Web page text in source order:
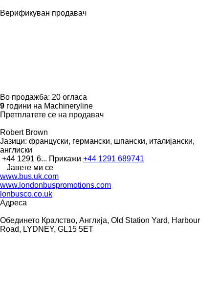
Верификуван продавач
Во продажба: 20 огласа
9 години на Machineryline
Претплатете се на продавач
Robert Brown
Јазици: француски, германски, шпански, италијански,
англиски
+44 1291 6... Прикажи +44 1291 689741
Јавете ми се
www.bus.uk.com
www.londonbuspromotions.com
lonbusco.co.uk
Адреса
Обединето Кралство, Англија, Old Station Yard, Harbour
Road, LYDNEY, GL15 5ET